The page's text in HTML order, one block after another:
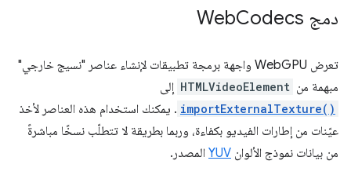
دمج Web Codecs
تعرض WebGPU واجهة برمجة تطبيقات لإنشاء عناصر "نسيج خارجي"
مبهمة من HTMLVideoElement إلى
importExternalTexture() . يمكنك استخدام هذه العناصر لأخذ
عيّنات من إطارات الفيديو بكفاءة، وربما بطريقة لا تتطلّب نسخًا مباشرةً
من بيانات نموذج الألوان YUV المصدر.